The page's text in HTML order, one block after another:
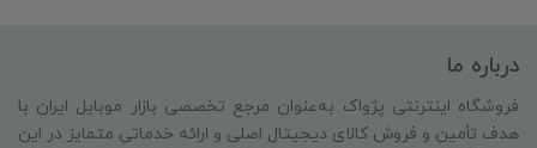
درباره ما
فروشگاه اینترنتی پژواک به‌عنوان مرجع تخصصی بازار موبایل ایران با
هدف تأمین و فروش کالای دیجیتال اصلی و ارائه خدماتی متمایز در این